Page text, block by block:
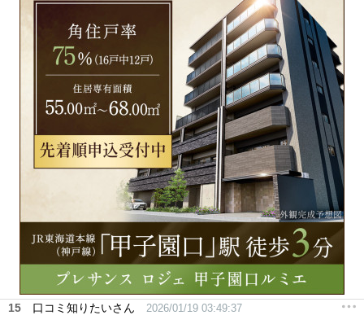
15 口コミ知りたいさん 2026/01/19 03:49:37